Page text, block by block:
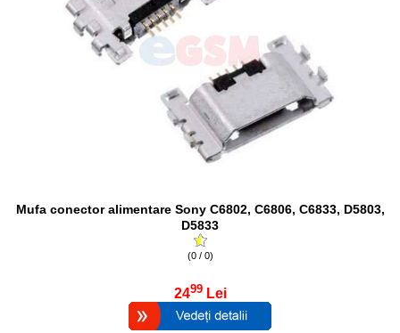
Mufa conector alimentare Sony C6802, C6806, C6833, D5803,
D5833
(0 / 0)
2499 Lei